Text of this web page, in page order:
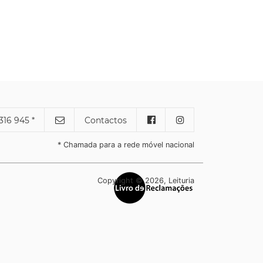
945 * Contactos
* Chamada para a rede móvel nacional
Copyright © 2026, Leituria